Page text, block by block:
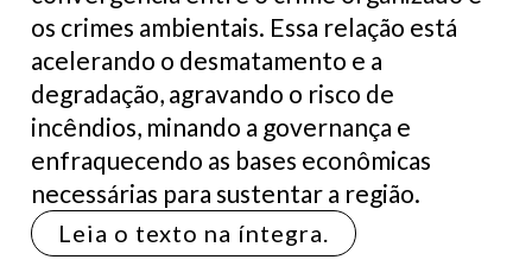
os crimes ambientais. Essa relação está
acelerando o desmatamento e a
degradação, agravando o risco de
incêndios, minando a governança e
enfraquecendo as bases econômicas
necessárias para sustentar a região.
Leia o texto na íntegra.